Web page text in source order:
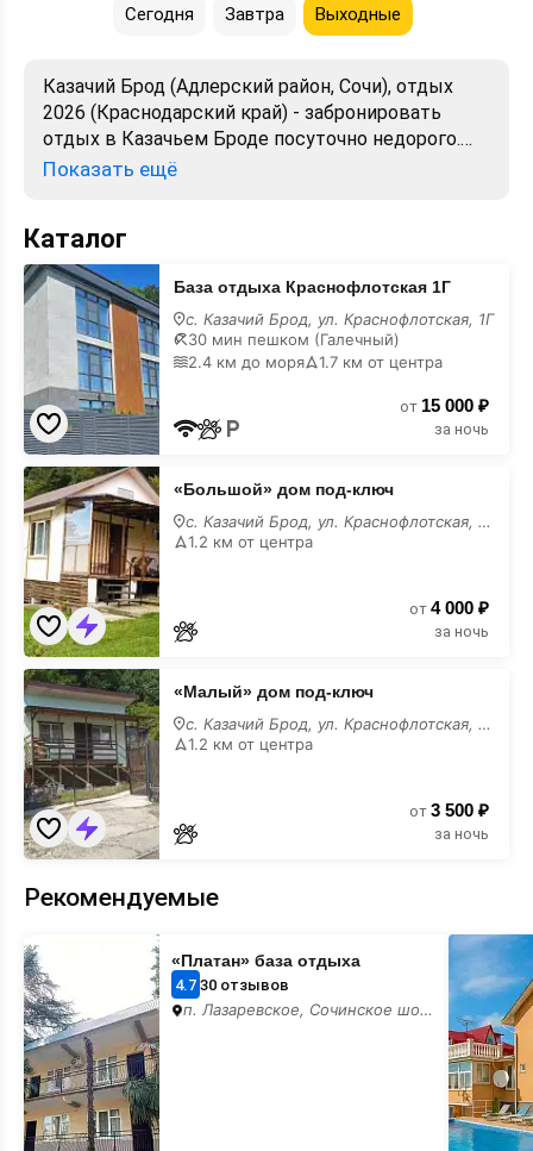
Сегодня Завтра Выходные
Казачий Брод (Адлерский район, Сочи), отдых
2026 (Краснодарский край) - забронировать
отдых в Казачьем Броде посуточно недорого.
Большой выбор объектов для отдыха.
предложения от хозяев. Официальный сайт.
Показать ещё
Каталог
База
отдыха
Краснофлотская
База отдыха Краснофлотская 1Г
с. Казачий Брод, ул. Краснофлотская, 1Г
30 мин пешком (Галечный)
2.4 км до моря
1.7 км от центра
от 15 000 ₽
за ночь
«Большой»
дом
под-
ключ
«Большой» дом под-ключ
с. Казачий Брод, ул. Краснофлотская, 57
1.2 км от центра
от 4 000 ₽
за ночь
«Малый»
дом
под-
ключ
«Малый» дом под-ключ
с. Казачий Брод, ул. Краснофлотская, 57
1.2 км от центра
от 3 500 ₽
за ночь
Рекомендуемые
«Платан»
база
отдыха
«Платан» база отдыха
4.7 30 отзывов
п. Лазаревское, Сочинское шоссе,
дом